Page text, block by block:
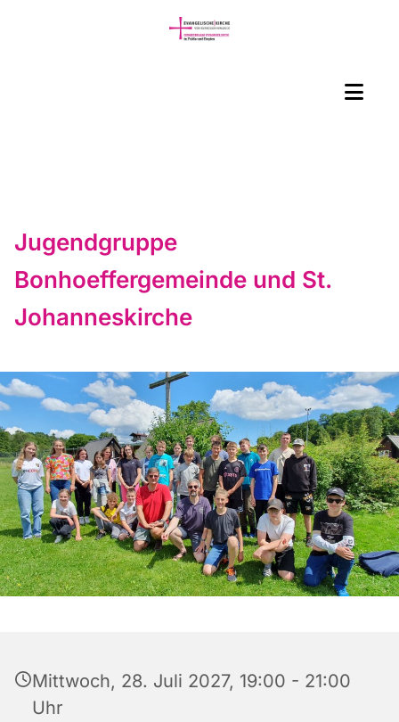
Jugendgruppe
Bonhoeffergemeinde und St.
Johanneskirche
Mittwoch, 28. Juli 2027, 19:00 - 21:00
Uhr